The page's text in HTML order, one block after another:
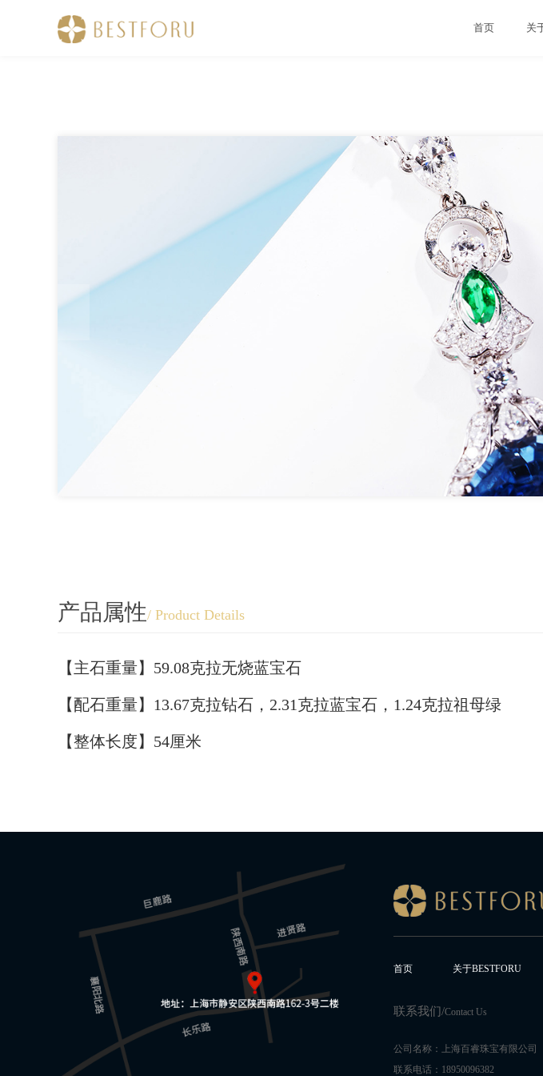
首页 关
产品属性/ Product Details
【主石重量】59.08克拉无烧蓝宝石
【配石重量】13.67克拉钻石，2.31克拉蓝宝石，1.24克拉祖母绿
【整体长度】54厘米
首页 关于BESTFORU
联系我们/Contact Us
公司名称：上海百睿珠宝有限公司
联系电话：18950096382